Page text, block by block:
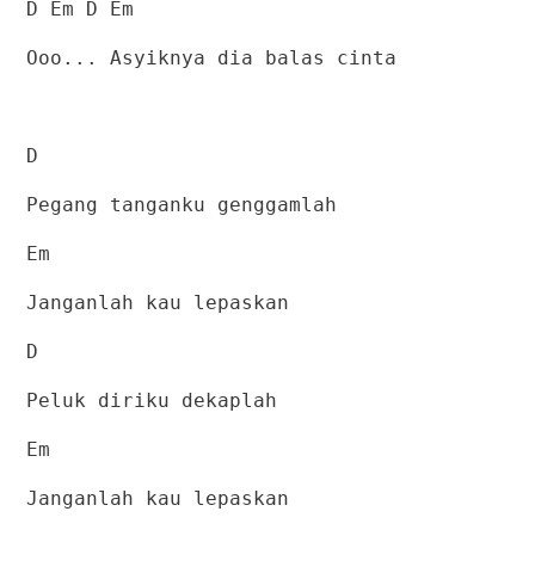
D Em D Em
Ooo... Asyiknya dia balas cinta
D
Pegang tanganku genggamlah
Em
Janganlah kau lepaskan
D
Peluk diriku dekaplah
Em
Janganlah kau lepaskan